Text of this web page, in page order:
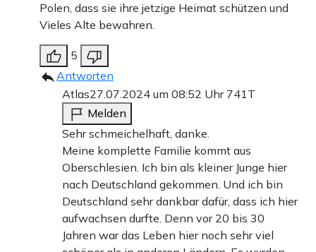
Polen, dass sie ihre jetzige Heimat schützen und
Vieles Alte bewahren.
5
Antworten
Atlas27.07.2024 um 08:52 Uhr 741T
Melden
Sehr schmeichelhaft, danke.
Meine komplette Familie kommt aus
Oberschlesien. Ich bin als kleiner Junge hier
nach Deutschland gekommen. Und ich bin
Deutschland sehr dankbar dafür, dass ich hier
aufwachsen durfte. Denn vor 20 bis 30
Jahren war das Leben hier noch sehr viel